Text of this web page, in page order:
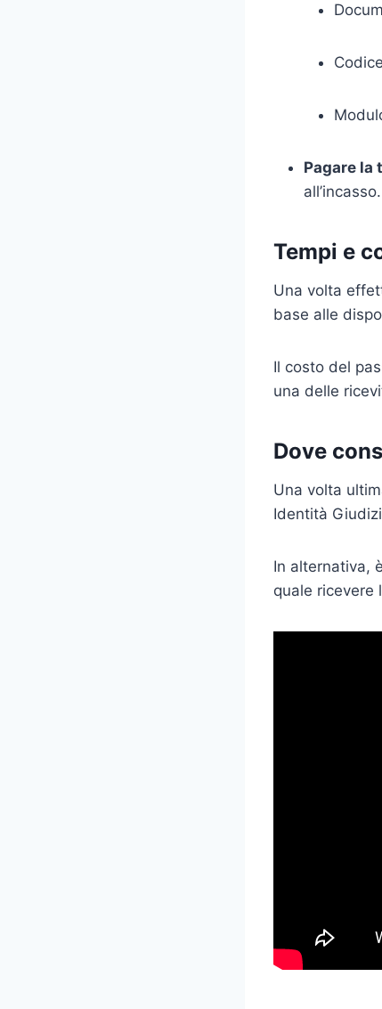
Pagare la
all’incasso.
Tempi e
Una volta
base alle
Il costo del
una delle
Dove
Una volta
Identità
In alternativa,
quale ricevere